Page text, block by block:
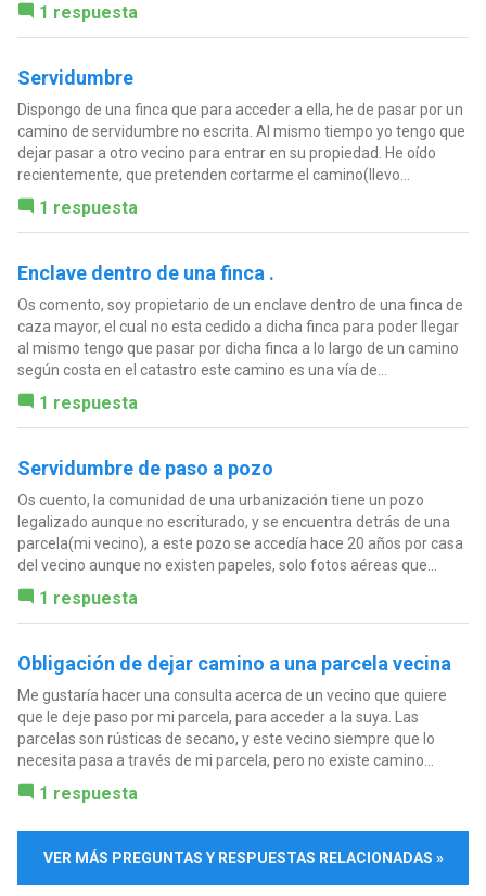
1 respuesta
Servidumbre
Dispongo de una finca que para acceder a ella, he de pasar por un
camino de servidumbre no escrita. Al mismo tiempo yo tengo que
dejar pasar a otro vecino para entrar en su propiedad. He oído
recientemente, que pretenden cortarme el camino(llevo...
1 respuesta
Enclave dentro de una finca .
Os comento, soy propietario de un enclave dentro de una finca de
caza mayor, el cual no esta cedido a dicha finca para poder llegar
al mismo tengo que pasar por dicha finca a lo largo de un camino
según costa en el catastro este camino es una vía de...
1 respuesta
Servidumbre de paso a pozo
Os cuento, la comunidad de una urbanización tiene un pozo
legalizado aunque no escriturado, y se encuentra detrás de una
parcela(mi vecino), a este pozo se accedía hace 20 años por casa
del vecino aunque no existen papeles, solo fotos aéreas que...
1 respuesta
Obligación de dejar camino a una parcela vecina
Me gustaría hacer una consulta acerca de un vecino que quiere
que le deje paso por mi parcela, para acceder a la suya. Las
parcelas son rústicas de secano, y este vecino siempre que lo
necesita pasa a través de mi parcela, pero no existe camino...
1 respuesta
VER MÁS PREGUNTAS Y RESPUESTAS RELACIONADAS »